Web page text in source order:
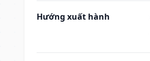
Hướng xuất hành